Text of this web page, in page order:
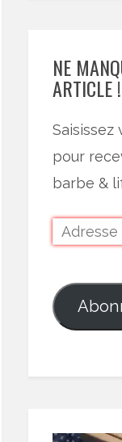
NE
ARTICLE !
Saisissez
pour
barbe &